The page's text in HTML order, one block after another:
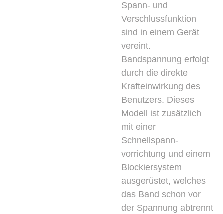
Spann- und
Verschlussfunktion
sind in einem Gerät
vereint.
Bandspannung erfolgt
durch die direkte
Krafteinwirkung des
Benutzers. Dieses
Modell ist zusätzlich
mit einer
Schnellspann-
vorrichtung und einem
Blockiersystem
ausgerüstet, welches
das Band schon vor
der Spannung abtrennt